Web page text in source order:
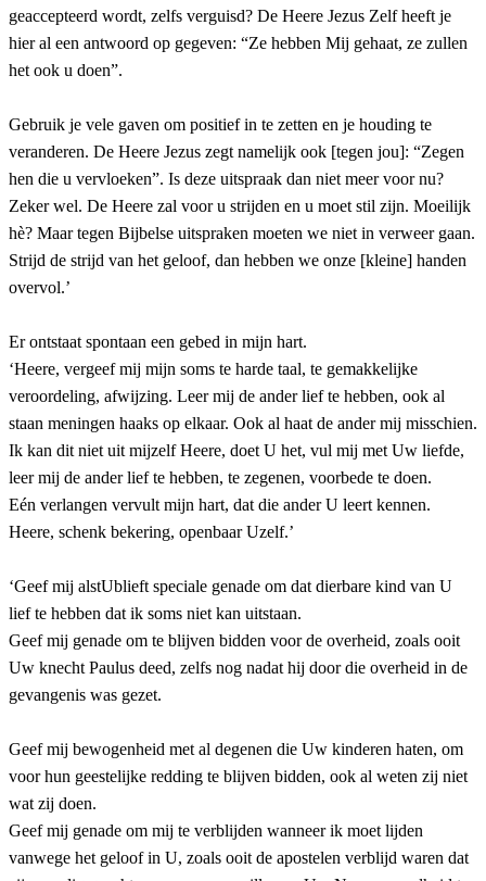
geaccepteerd wordt, zelfs verguisd? De Heere Jezus Zelf heeft je
hier al een antwoord op gegeven: “Ze hebben Mij gehaat, ze zullen
het ook u doen”.
Gebruik je vele gaven om positief in te zetten en je houding te
veranderen. De Heere Jezus zegt namelijk ook [tegen jou]: “Zegen
hen die u vervloeken”. Is deze uitspraak dan niet meer voor nu?
Zeker wel. De Heere zal voor u strijden en u moet stil zijn. Moeilijk
hè? Maar tegen Bijbelse uitspraken moeten we niet in verweer gaan.
Strijd de strijd van het geloof, dan hebben we onze [kleine] handen
overvol.’
Er ontstaat spontaan een gebed in mijn hart.
‘Heere, vergeef mij mijn soms te harde taal, te gemakkelijke
veroordeling, afwijzing. Leer mij de ander lief te hebben, ook al
staan meningen haaks op elkaar. Ook al haat de ander mij misschien.
Ik kan dit niet uit mijzelf Heere, doet U het, vul mij met Uw liefde,
leer mij de ander lief te hebben, te zegenen, voorbede te doen.
Eén verlangen vervult mijn hart, dat die ander U leert kennen.
Heere, schenk bekering, openbaar Uzelf.’
‘Geef mij alstUblieft speciale genade om dat dierbare kind van U
lief te hebben dat ik soms niet kan uitstaan.
Geef mij genade om te blijven bidden voor de overheid, zoals ooit
Uw knecht Paulus deed, zelfs nog nadat hij door die overheid in de
gevangenis was gezet.
Geef mij bewogenheid met al degenen die Uw kinderen haten, om
voor hun geestelijke redding te blijven bidden, ook al weten zij niet
wat zij doen.
Geef mij genade om mij te verblijden wanneer ik moet lijden
vanwege het geloof in U, zoals ooit de apostelen verblijd waren dat